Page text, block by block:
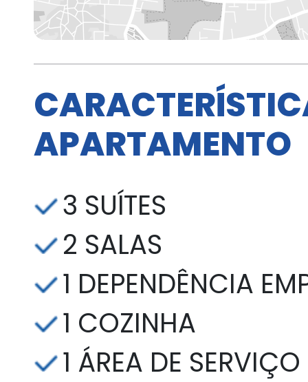
APARTAMENTO
3 SUÍTES
2 SALAS
1 DEPENDÊNCIA
1 COZINHA
1 ÁREA DE SERVIÇO